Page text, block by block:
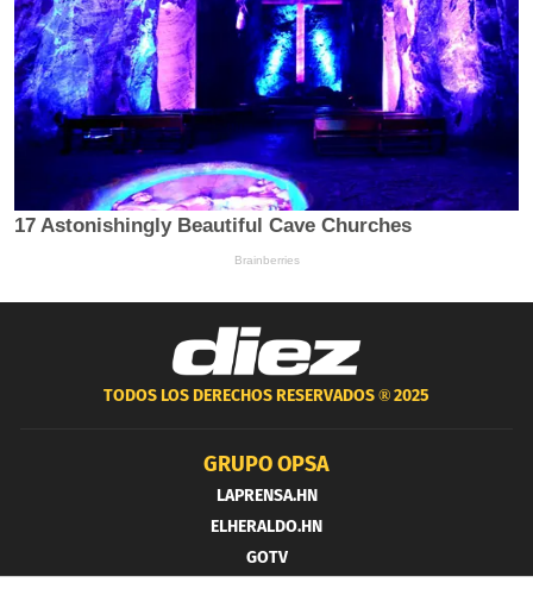
TODOS LOS DERECHOS RESERVADOS ®2025
GRUPO OPSA
LAPRENSA.HN
ELHERALDO.HN
GOTV